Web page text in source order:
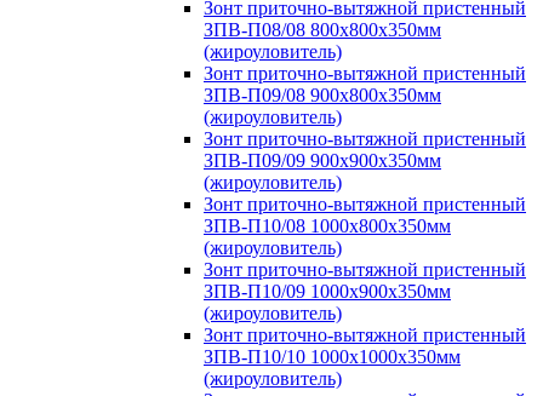
Зонт приточно-вытяжной пристенный
ЗПВ-П08/08 800х800х350мм
(жироуловитель)
Зонт приточно-вытяжной пристенный
ЗПВ-П09/08 900х800х350мм
(жироуловитель)
Зонт приточно-вытяжной пристенный
ЗПВ-П09/09 900х900х350мм
(жироуловитель)
Зонт приточно-вытяжной пристенный
ЗПВ-П10/08 1000х800х350мм
(жироуловитель)
Зонт приточно-вытяжной пристенный
ЗПВ-П10/09 1000х900х350мм
(жироуловитель)
Зонт приточно-вытяжной пристенный
ЗПВ-П10/10 1000х1000х350мм
(жироуловитель)